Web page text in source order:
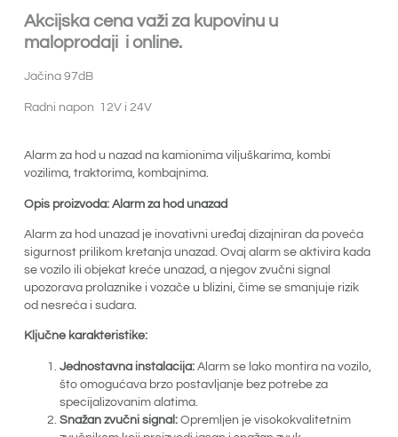
Akcijska cena važi za kupovinu u
maloprodaji i online.
Jačina 97dB
Radni napon 12V i 24V
Alarm za hod u nazad na kamionima viljuškarima, kombi
vozilima, traktorima, kombajnima.
Opis proizvoda: Alarm za hod unazad
Alarm za hod unazad je inovativni uređaj dizajniran da poveća
sigurnost prilikom kretanja unazad. Ovaj alarm se aktivira kada
se vozilo ili objekat kreće unazad, a njegov zvučni signal
upozorava prolaznike i vozače u blizini, čime se smanjuje rizik
od nesreća i sudara.
Ključne karakteristike:
Jednostavna instalacija:Alarm se lako montira na vozilo,
što omogućava brzo postavljanje bez potrebe za
specijalizovanim alatima.
Snažan zvučni signal:Opremljen je visokokvalitetnim